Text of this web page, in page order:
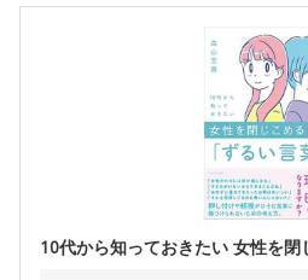
10代から知っておきたい 女性を閉